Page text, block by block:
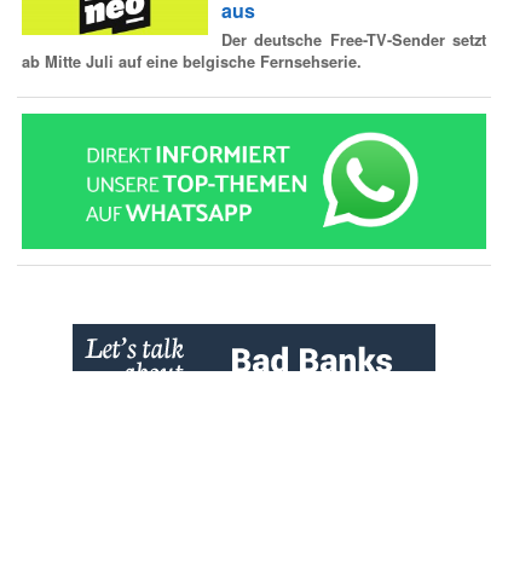
aus
Der deutsche Free-TV-Sender setzt
ab Mitte Juli auf eine belgische Fernsehserie.